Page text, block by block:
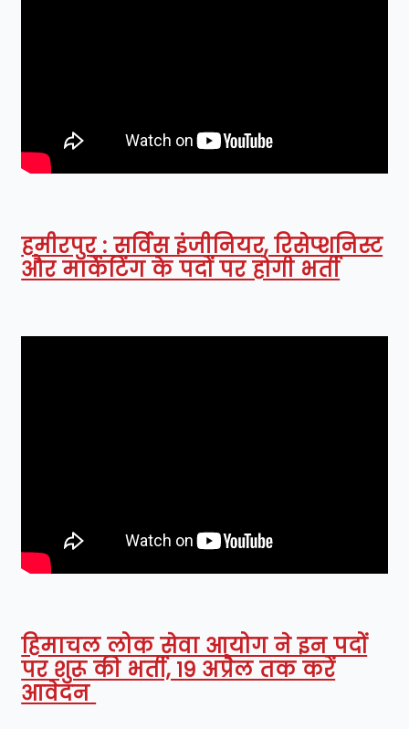
हमीरपुर : सर्विस इंजीनियर, रिसेप्शनिस्ट
और मार्केटिंग के पदों पर होगी भर्ती
हिमाचल लोक सेवा आयोग ने इन पदों
पर शुरू की भर्ती, 19 अप्रैल तक करें
आवेदन